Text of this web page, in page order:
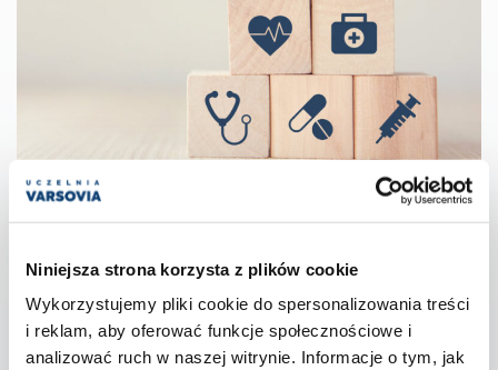
Niniejsza strona korzysta z plików cookie
Wykorzystujemy pliki cookie do spersonalizowania treści
i reklam, aby oferować funkcje społecznościowe i
analizować ruch w naszej witrynie. Informacje o tym, jak
zdrowia
ZAPISZ SIĘ NA STUDIA